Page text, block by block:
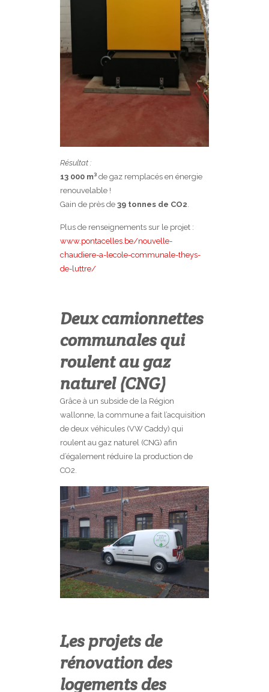
Résultat :
13 000 m³ de gaz remplacés en énergie
renouvelable !
Gain de près de 39 tonnes de CO2.
Plus de renseignements sur le projet :
www.pontacelles.be/nouvelle-
chaudiere-a-lecole-communale-theys-
de-luttre/
Deux camionnettes
communales qui
roulent au gaz
naturel (CNG)
Grâce à un subside de la Région
wallonne, la commune a fait l’acquisition
de deux véhicules (VW Caddy) qui
roulent au gaz naturel (CNG) afin
d’également réduire la production de
CO2.
Les projets de
rénovation des
logements des